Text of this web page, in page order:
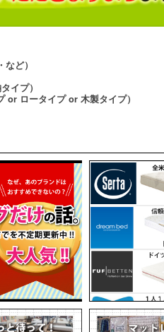
ど）
イプ）
or ロータイプ or 木製タイプ）